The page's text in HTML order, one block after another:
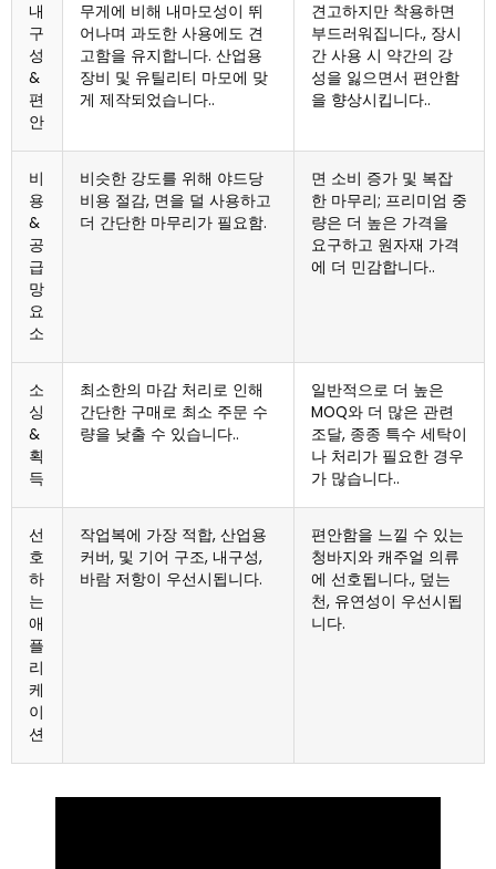
내
구
성
&
편
안
무게에 비해 내마모성이 뛰
어나며 과도한 사용에도 견
고함을 유지합니다. 산업용
장비 및 유틸리티 마모에 맞
게 제작되었습니다..
견고하지만 착용하면
부드러워집니다., 장시
간 사용 시 약간의 강
성을 잃으면서 편안함
을 향상시킵니다..
비
용
&
공
급
망
요
소
비슷한 강도를 위해 야드당
비용 절감, 면을 덜 사용하고
더 간단한 마무리가 필요함.
면 소비 증가 및 복잡
한 마무리; 프리미엄 중
량은 더 높은 가격을
요구하고 원자재 가격
에 더 민감합니다..
소
싱
&
획
득
최소한의 마감 처리로 인해
간단한 구매로 최소 주문 수
량을 낮출 수 있습니다..
일반적으로 더 높은
MOQ와 더 많은 관련
조달, 종종 특수 세탁이
나 처리가 필요한 경우
가 많습니다..
선
호
하
는
애
플
리
케
이
션
작업복에 가장 적합, 산업용
커버, 및 기어 구조, 내구성,
바람 저항이 우선시됩니다.
편안함을 느낄 수 있는
청바지와 캐주얼 의류
에 선호됩니다., 덮는
천, 유연성이 우선시됩
니다.